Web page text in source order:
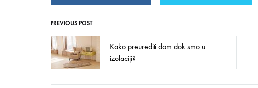
Post
navigation
PREVIOUS POST
Kako preurediti dom dok smo u
izolaciji?